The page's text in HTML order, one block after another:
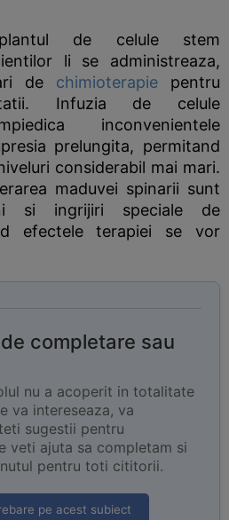
de celule stem
li se administreaza,
de chimioterapiepentru
Infuzia de celule
inconvenientele
prelungita, permitand
considerabil mai mari.
maduvei spinarii sunt
si ingrijiri speciale de
efectele terapiei se vor
completare sau
nu a acoperit in totalitate
va intereseaza, va
sugestii pentru
veti ajuta sa completam si
pentru toti cititorii.
pe acest subiect